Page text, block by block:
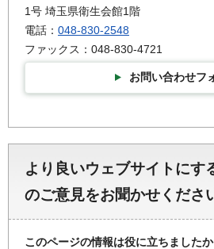
1号 埼玉県衛生会館1階
電話： 048-830-2548
ファックス：048-830-4721
お問い合わせフ
より良いウェブサイトにす
のご意見をお聞かせくださ
このページの情報は役に立ちましたか